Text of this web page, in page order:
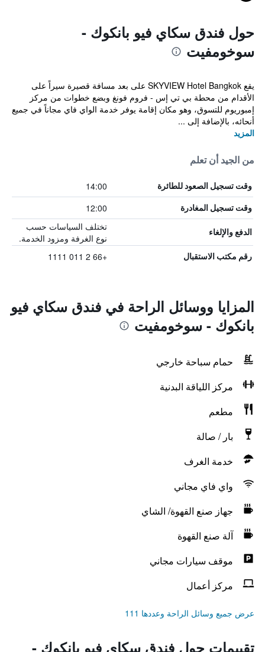
حول فندق سكاي فيو بانكوك -
سوخومفيت
يقع SKYVIEW Hotel Bangkok على بعد مسافة قصيرة سيراً على
الأقدام من محطة بي تي إس - فروم فونغ وبضع خطوات من مركز
إمبوريوم للتسوق، وهو مكان إقامة يوفر خدمة الواي فاي مجاناً في جميع
أنحائه، بالإضافة إلى ...
المزيد
من الجيد أن تعلم
وقت تسجيل الصعود للطائرة 14:00
وقت تسجيل المغادرة 12:00
الدفع والإلغاء
تختلف السياسات حسب
نوع الغرفة ومزود الخدمة.
رقم مكتب الاستقبال +66 2 011 1111
المزايا ووسائل الراحة في فندق سكاي فيو
بانكوك - سوخومفيت
حمام سباحة خارجي
مركز اللياقة البدنية
مطعم
بار / صالة
خدمة الغرف
واي فاي مجاني
جهاز صنع القهوة/ الشاي
آلة صنع القهوة
موقف سيارات مجاني
مركز أعمال
عرض جميع وسائل الراحة وعددها 111
تقييمات حول فندق سكاي فيو بانكوك -